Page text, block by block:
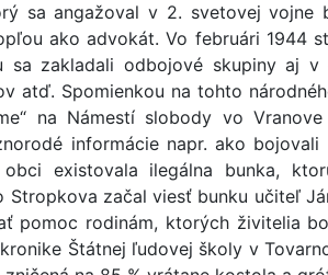
sa angažoval v 2. svetovej
ako advokát. Vo februári 1944
sa zakladali odbojové skupiny aj
atď. Spomienkou na tohto
na Námestí slobody vo
informácie napr. ako
existovala ilegálna bunka,
Stropkova začal viesť bunku učiteľ
pomoc rodinám, ktorých živitelia
Štátnej ľudovej školy v